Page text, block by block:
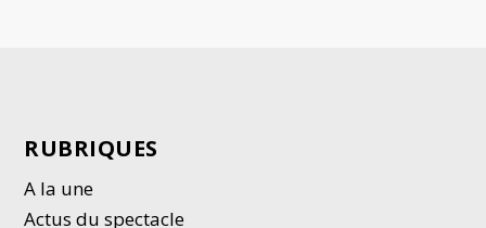
RUBRIQUES
A la une
Actus du spectacle